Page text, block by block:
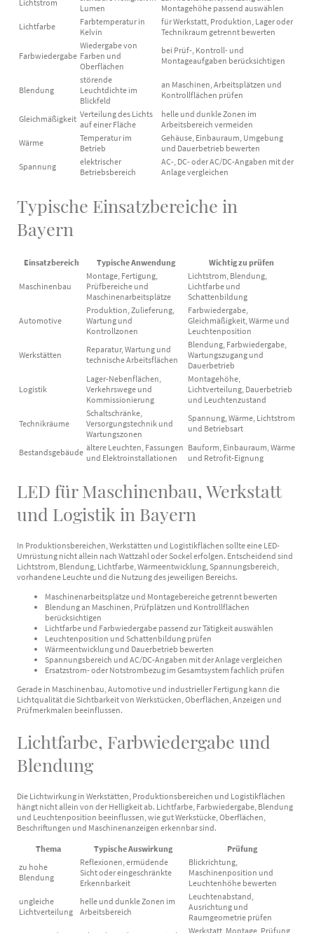
Lichtstrom
Lumen
Montagehöhe passend auswählen
Lichtfarbe
Farbtemperatur in
Kelvin
für Werkstatt, Produktion, Lager oder
Technikraum getrennt bewerten
Farbwiedergabe
Wiedergabe von
Farben und
Oberflächen
bei Prüf-, Kontroll- und
Montageaufgaben berücksichtigen
Blendung
störende
Leuchtdichte im
Blickfeld
an Maschinen, Arbeitsplätzen und
Kontrollflächen prüfen
Gleichmäßigkeit Verteilung des Lichts
auf einer Fläche
helle und dunkle Zonen im
Arbeitsbereich vermeiden
Wärme
Temperatur im
Betrieb
Gehäuse, Einbauraum, Umgebung
und Dauerbetrieb bewerten
Spannung
elektrischer
Betriebsbereich
AC-, DC- oder AC/DC-Angaben mit der
Anlage vergleichen
Typische Einsatzbereiche in
Bayern
Einsatzbereich Typische Anwendung Wichtig zu prüfen
Maschinenbau
Montage, Fertigung,
Prüfbereiche und
Maschinenarbeitsplätze
Lichtstrom, Blendung,
Lichtfarbe und
Schattenbildung
Automotive
Produktion, Zulieferung,
Wartung und
Kontrollzonen
Farbwiedergabe,
Gleichmäßigkeit, Wärme und
Leuchtenposition
Werkstätten
Reparatur, Wartung und
technische Arbeitsflächen
Blendung, Farbwiedergabe,
Wartungszugang und
Dauerbetrieb
Logistik
Lager-Nebenflächen,
Verkehrswege und
Kommissionierung
Montagehöhe,
Lichtverteilung, Dauerbetrieb
und Leuchtenzustand
Technikräume
Schaltschränke,
Versorgungstechnik und
Wartungszonen
Spannung, Wärme, Lichtstrom
und Betriebsart
Bestandsgebäude ältere Leuchten, Fassungen
und Elektroinstallationen
Bauform, Einbauraum, Wärme
und Retrofit-Eignung
LED für Maschinenbau, Werkstatt
und Logistik in Bayern
In Produktionsbereichen, Werkstätten und Logistikflächen sollte eine LED-
Umrüstung nicht allein nach Wattzahl oder Sockel erfolgen. Entscheidend sind
Lichtstrom, Blendung, Lichtfarbe, Wärmeentwicklung, Spannungsbereich,
vorhandene Leuchte und die Nutzung des jeweiligen Bereichs.
Maschinenarbeitsplätze und Montagebereiche getrennt bewerten
Blendung an Maschinen, Prüfplätzen und Kontrollflächen
berücksichtigen
Lichtfarbe und Farbwiedergabe passend zur Tätigkeit auswählen
Leuchtenposition und Schattenbildung prüfen
Wärmeentwicklung und Dauerbetrieb bewerten
Spannungsbereich und AC/DC-Angaben mit der Anlage vergleichen
Ersatzstrom- oder Notstrombezug im Gesamtsystem fachlich prüfen
Gerade in Maschinenbau, Automotive und industrieller Fertigung kann die
Lichtqualität die Sichtbarkeit von Werkstücken, Oberflächen, Anzeigen und
Prüfmerkmalen beeinflussen.
Lichtfarbe, Farbwiedergabe und
Blendung
Die Lichtwirkung in Werkstätten, Produktionsbereichen und Logistikflächen
hängt nicht allein von der Helligkeit ab. Lichtfarbe, Farbwiedergabe, Blendung
und Leuchtenposition beeinflussen, wie gut Werkstücke, Oberflächen,
Beschriftungen und Maschinenanzeigen erkennbar sind.
Thema Typische Auswirkung
Prüfung
zu hohe
Blendung
Reflexionen, ermüdende
Sicht oder eingeschränkte
Erkennbarkeit
Blickrichtung,
Maschinenposition und
Leuchtenhöhe bewerten
ungleiche
Lichtverteilung
helle und dunkle Zonen im
Arbeitsbereich
Leuchtenabstand,
Ausrichtung und
Raumgeometrie prüfen
Werkstatt, Montage, Prüfung